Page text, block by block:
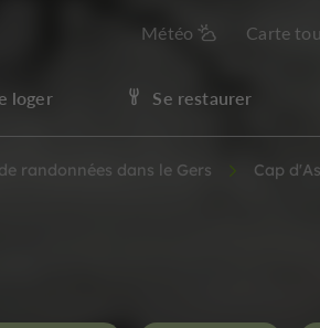
Météo Carte
loger Se restaurer
randonnées dans le Gers Cap